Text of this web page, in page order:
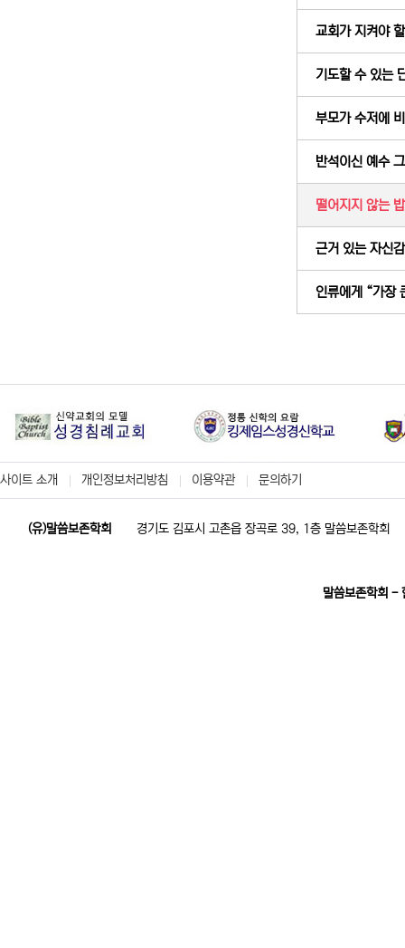
교회가 지켜야
기도할 수 있는
부모가 수저에
반석이신 예수
떨어지지 않는
근거 있는 자신
인류에게 “가장
사이트 소개 개인정보처리방침 이용약관 문의하기
(유)말씀보존학회 경기도 김포시 고촌읍 장곡로 39, 1층 말씀보존학회
말씀보존학회 -